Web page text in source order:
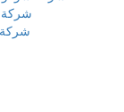
شركة
شركة